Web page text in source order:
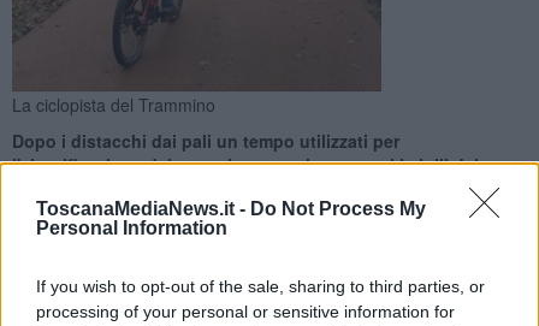
ToscanaMediaNews.it - Do Not Process My
Personal Information
If you wish to opt-out of the sale, sharing to third parties, or
processing of your personal or sensitive information for
La ciclopista del Trammino
Dopo i distacchi dai pali un tempo utilizzati per
l'elettrificazione del trammino sono intervenuti i vigili del